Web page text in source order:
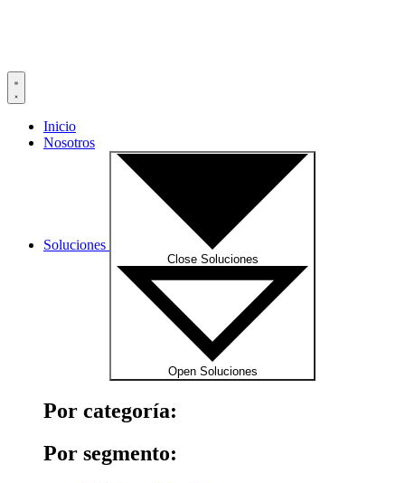
Inicio
Nosotros
Soluciones
Close Soluciones
Open Soluciones
Por categoría:
Por segmento: